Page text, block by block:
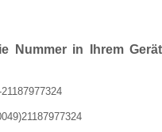
Nummer in Ihrem Gerät